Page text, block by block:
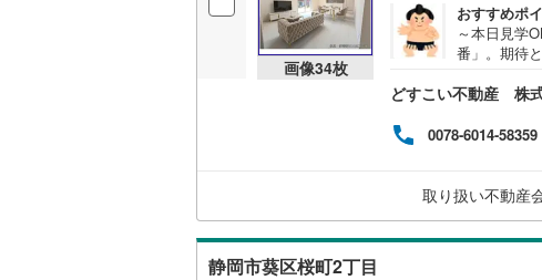
画像34枚
おすすめポ
～本日見学
番」。期待
いこと」も
の小ささ
ラマ対応 ご
件で実施
で、一番身
まずはお茶
どすこい不動産 株
0078-6014-58359
取り扱い不動産
静岡市葵区桜町2丁目
間取り、居室全体
吹き抜け （0）
二世帯向け
（0
サービスルー
キッチン
独立型キッチン